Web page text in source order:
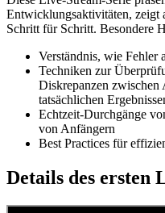
Entwicklungsaktivitäten, zeigt
Schritt für Schritt. Besondere
Verständnis, wie Fehler
Techniken zur
Diskrepanzen zwischen
tatsächlichen
Echtzeit-Durchgänge
von Anfängern
Best Practices für
Details des ersten